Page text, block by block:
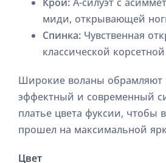
миди, открывающей
Спинка: Чувственная
классической
Широкие воланы обрамляют
эффектный и современный
платье цвета фуксии, чтобы
прошел на максимальной
Цвет